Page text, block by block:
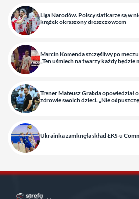
Liga Narodów. Polscy siatkarze są w
krążek okraszony dreszczowcem
Marcin Komenda szczęśliwy po meczu
„Ten uśmiech na twarzy każdy będzie
Trener Mateusz Grabda opowiedział
zdrowie swoich dzieci. „Nie
Ukrainka zamknęła skład ŁKS-u